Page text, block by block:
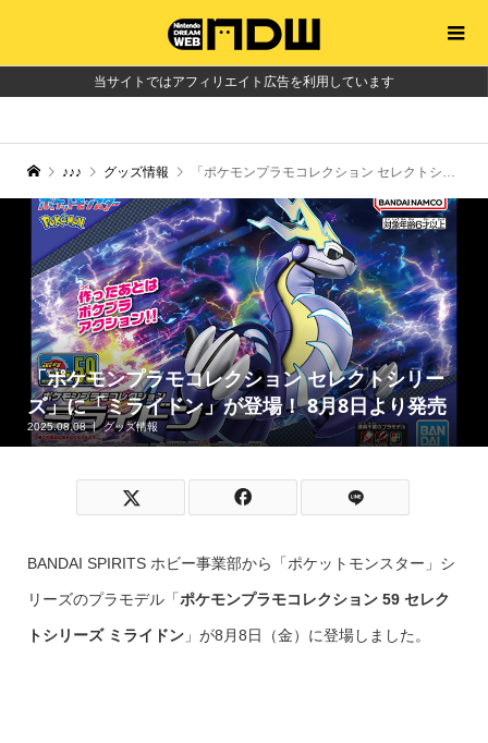
当サイトではアフィリエイト広告を利用しています
♪♪♪ グッズ情報 「ポケモンプラモコレクション セレクトシリーズ」に「ミライドン」が登場！ 8月8日より発売
「ポケモンプラモコレクション セレクトシリー
ズ」に「ミライドン」が登場！ 8月8日より発売
2025.08.08 グッズ情報
BANDAI SPIRITS ホビー事業部から「ポケットモンスター」シ
リーズのプラモデル「ポケモンプラモコレクション 59 セレク
トシリーズ ミライドン」が8月8日（金）に登場しました。